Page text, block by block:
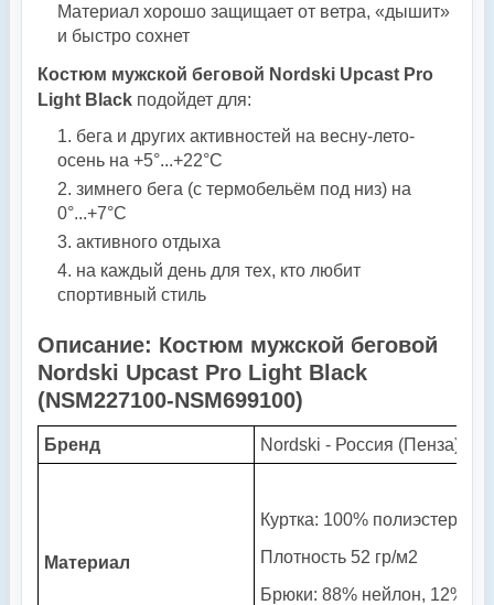
Материал хорошо защищает от ветра, «дышит»
и быстро сохнет
Костюм мужской беговой Nordski Upcast Pro
Light Black подойдет для:
бега и других активностей на весну-лето-
осень на +5°...+22°С
зимнего бега (с термобельём под низ) на
0°...+7°С
активного отдыха
на каждый день для тех, кто любит
спортивный стиль
Описание: Костюм мужской беговой
Nordski Upcast Pro Light Black
(NSM227100-NSM699100)
Бренд Nordski - Россия (Пенза)
Материал
Куртка: 100% полиэстер.
Плотность 52 гр/м2
Брюки: 88% нейлон, 12%